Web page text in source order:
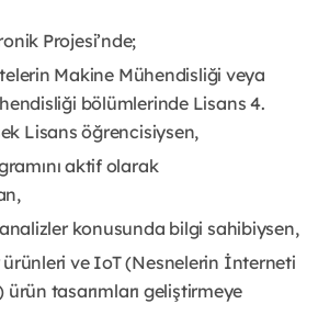
Projesi’nde;
Makine Mühendisliği veya
bölümlerinde Lisans 4.
Lisans öğrencisiysen,
aktif olarak
konusunda bilgi sahibiysen,
ve IoT (Nesnelerin İnterneti
ürün tasarımları geliştirmeye